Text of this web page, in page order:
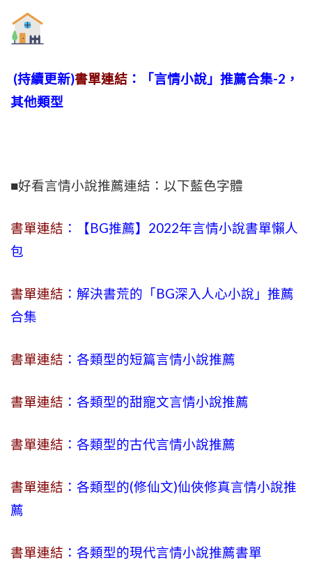
(持續更新)書單連結 ：「言情小說」推薦合集-2，
其他類型
■好看言情小說推薦連結：以下藍色字體
書單連結 ：【BG推薦】2022年言情小說書單懶人
包
書單連結 ：解決書荒的「BG深入人心小說」推薦
合集
書單連結 ：各類型的短篇言情小說推薦
書單連結 ：各類型的甜寵文言情小說推薦
書單連結 ：各類型的古代言情小說推薦
書單連結 ：各類型的(修仙文)仙俠修真言情小說推
薦
書單連結 ：各類型的現代言情小說推薦書單